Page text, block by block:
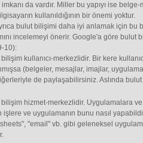
imkanı da vardır. Miller bu yapıyı ise
kullanıldığının bir önemi yoktur.
bulut bilişimi daha iyi anlamak için
incelemeyi önerir. Google'a göre
10):
kullanıcı-merkezlidir. Bir kere
(belgeler, mesajlar, imajlar,
de paylaşabilirsiniz. Aslında
bilişim hizmet-merkezlidir. Uygulamalara
işlere ve uygulamanın bunu nasıl
"email" vb. gibi geleneksel